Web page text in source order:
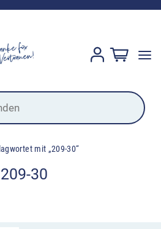
mit „209-30“
209-30